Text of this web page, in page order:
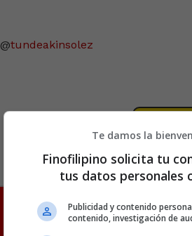
@tundeakinsolez
75
Te damos la
Finofilipino solicita tu
tus datos personales
Publicidad y contenido
contenido, investigación de